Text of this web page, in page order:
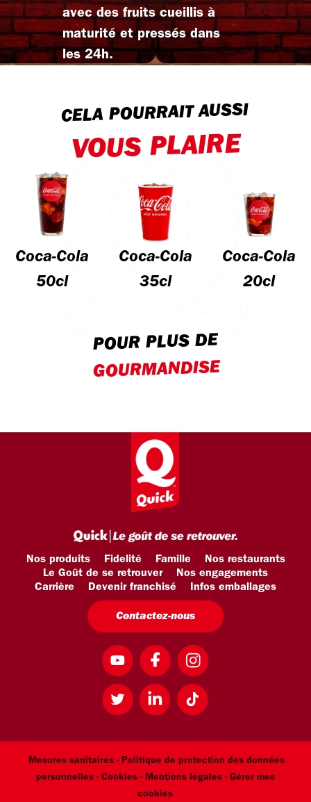
avec des fruits cueillis à
maturité et pressés dans
les 24h.
CELA POURRAIT AUSSI
VOUS PLAIRE
Coca-Cola
50cl
Coca-Cola
35cl
Coca-Cola
20cl
POUR PLUS DE
GOURMANDISE
Nos produits Fidelité Famille
Nos restaurants
Le Goût de se retrouver
Nos engagements
Carrière
Devenir franchisé Infos emballages
Contactez-nous
Mesures sanitaires - Politique de protection des données
personnelles - Cookies - Mentions légales - Gérer mes
cookies